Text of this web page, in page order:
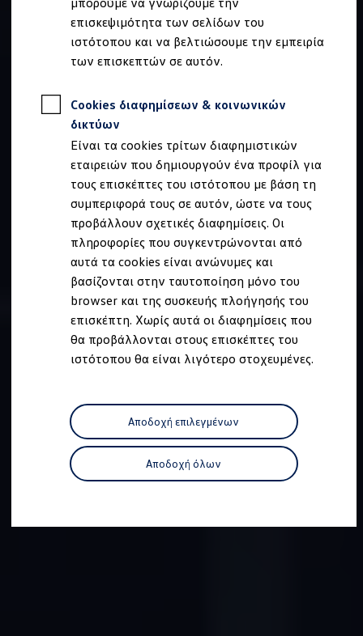
επισκεψιμότητα των σελίδων του
ιστότοπου και να βελτιώσουμε την εμπειρία
των επισκεπτών σε αυτόν.
Cookies διαφημίσεων & κοινωνικών
δικτύων
Είναι τα cookies τρίτων διαφημιστικών
εταιρειών που δημιουργούν ένα προφίλ για
τους επισκέπτες του ιστότοπου με βάση τη
συμπεριφορά τους σε αυτόν, ώστε να τους
προβάλλουν σχετικές διαφημίσεις. Οι
πληροφορίες που συγκεντρώνονται από
αυτά τα cookies είναι ανώνυμες και
βασίζονται στην ταυτοποίηση μόνο του
browser και της συσκευής πλοήγησής του
επισκέπτη. Χωρίς αυτά οι διαφημίσεις που
θα προβάλλονται στους επισκέπτες του
ιστότοπου θα είναι λιγότερο στοχευμένες.
Αποδοχή επιλεγμένων
Αποδοχή όλων
Λύσεις μεταφοράς και αποσκευών
Ψυχαγωγία και ηλεκτρονικές συσκευές
Εξατομίκευση
Επιτοίχιος σταθμός φόρτισης και καλώδια
Συλλογές Lifestyle
Εφαρμογές Volkswagen, σύνδεση και
Σύνδεση κινητού τηλεφώνου και οχήματος
We Charge - Υπηρεσία Φόρτισης
Πληροφορίες Πελάτη
Ανακύκλωση & Επιστροφή
Ανακλήσεις ασφαλείας και Τεχνικά μέτρα
Προειδοποιητικές και ενδεικτικές λυχνίες
Eνημερώσεις λογισμικού
Digital Manual - Ψηφιακό εγχειρίδιο
XTL diesel fuel
Υπηρεσίες Volkswagen
Υπηρεσίες Volkswagen Click@Service
Pick Up & Delivery
Φροντίδα Clean Plus
Επαγγελματικά Οχήματα Volkswagen
Συντήρηση & Επισκευή Επαγγελματικών
Σημαντικές πληροφορίες
Εγγύηση Επαγγελματικών Volkswagen
Εξουσιοδοτημένο Δίκτυο Volkswagen
Αστυπάλαια: Κίνητρα Επιδότησης
Volkswagen Bulli - 75 Χρόνια Κληρονομιάς
Bulli magazine
VW Bus History